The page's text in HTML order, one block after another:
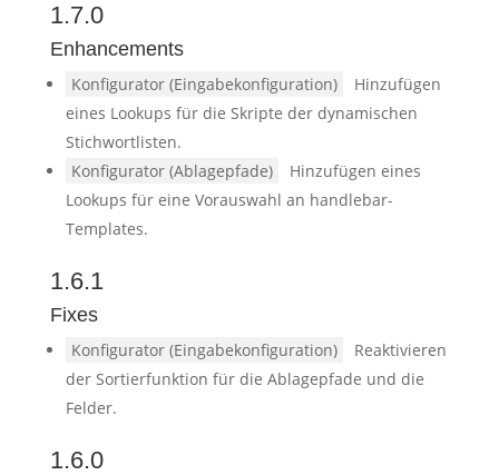
1.7.0
Enhancements
Konfigurator (Eingabekonfiguration)
Hinzufügen
eines Lookups für die Skripte der dynamischen
Stichwortlisten.
Konfigurator (Ablagepfade)
Hinzufügen eines
Lookups für eine Vorauswahl an handlebar-
Templates.
1.6.1
Fixes
Konfigurator (Eingabekonfiguration)
Reaktivieren
der Sortierfunktion für die Ablagepfade und die
Felder.
1.6.0